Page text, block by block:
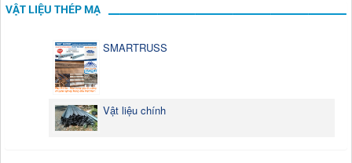
VẬT LIỆU THÉP MẠ
SMARTRUSS
Vật liệu chính